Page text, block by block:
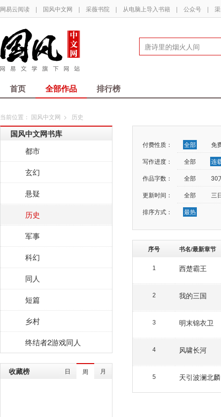
网易云阅读 | 国风中文网 | 采薇书院 | 从电脑上导入书籍 | 公众号 |
首页 全部作品 排行榜
当前位置： 国风中文网 > 历史
国风中文网书库
都市
玄幻
悬疑
历史
军事
科幻
同人
短篇
乡村
终结者2游戏同人
收藏榜 日 周 月
付费性质： 全部
免
写作进度：
全部
连
作品字数：
全部
30
更新时间：
全部
三
排序方式：
最热
序号 书名/最新章节
1 西楚霸王
2 我的三国
3 明末锦衣卫
4 风啸长河
5 天引波澜北